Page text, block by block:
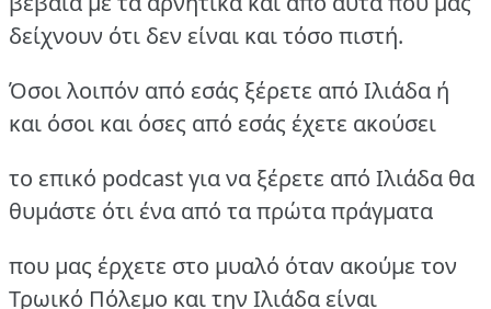
δείχνουν ότι δεν είναι και τόσο πιστή.
Όσοι λοιπόν από εσάς ξέρετε από Ιλιάδα ή
και όσοι και όσες από εσάς έχετε ακούσει
το επικό podcast για να ξέρετε από Ιλιάδα θα
θυμάστε ότι ένα από τα πρώτα πράγματα
που μας έρχετε στο μυαλό όταν ακούμε τον
Τρωικό Πόλεμο και την Ιλιάδα είναι